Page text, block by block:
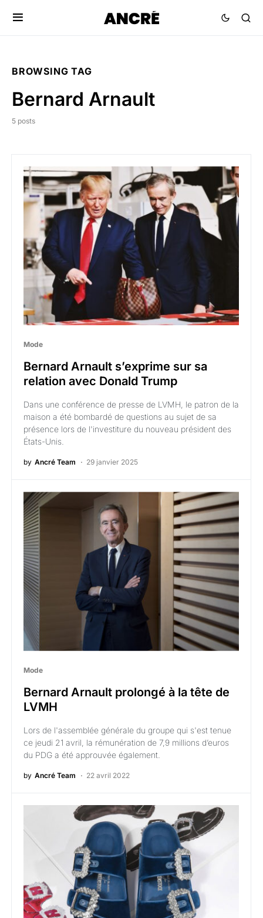
BROWSING TAG
Bernard Arnault
5 posts
Mode
Bernard Arnault s’exprime sur sa
relation avec Donald Trump
Dans une conférence de presse de LVMH, le patron de la
maison a été bombardé de questions au sujet de sa
présence lors de l'investiture du nouveau président des
États-Unis.
by Ancré Team 29 janvier 2025
Mode
Bernard Arnault prolongé à la tête de
LVMH
Lors de l'assemblée générale du groupe qui s'est tenue
ce jeudi 21 avril, la rémunération de 7,9 millions d’euros
du PDG a été approuvée également.
by Ancré Team 22 avril 2022